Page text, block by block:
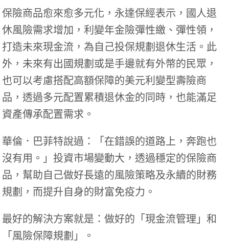
保險商品愈來愈多元化，永達保經表示，國人退
休風險需求增加，利變年金險彈性繳、彈性領，
打造未來現金流，為自己投保規劃退休生活。此
外，未來有出國規劃或是手邊就有外幣的民眾，
也可以考慮搭配高額保障的美元利變型壽險商
品，透過多元配置累積退休金的同時，也能滿足
資產傳承配置需求。
華倫．巴菲特說過：「在錯誤的道路上，奔跑也
沒有用。」投資市場變動大，透過穩定的保險商
品，幫助自己做好長遠的風險策略及永續的財務
規劃，而提升自身的財富免疫力。
最好的解決方案就是：做好的「現金流管理」和
「風險保障規劃」。